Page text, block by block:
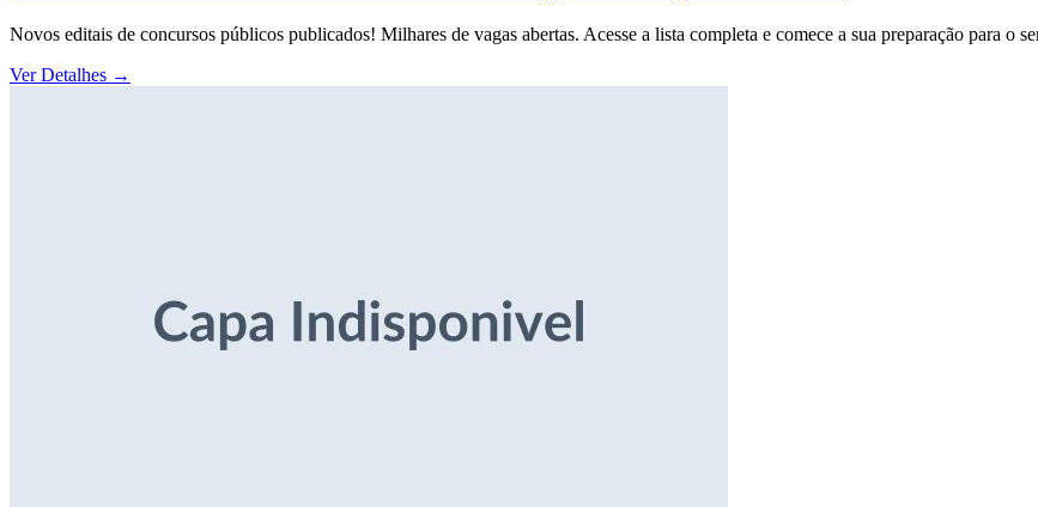
Novos editais de concursos públicos publicados! Milhares de vagas abertas. Acesse a lista completa e comece a sua preparação para o
Ver Detalhes →